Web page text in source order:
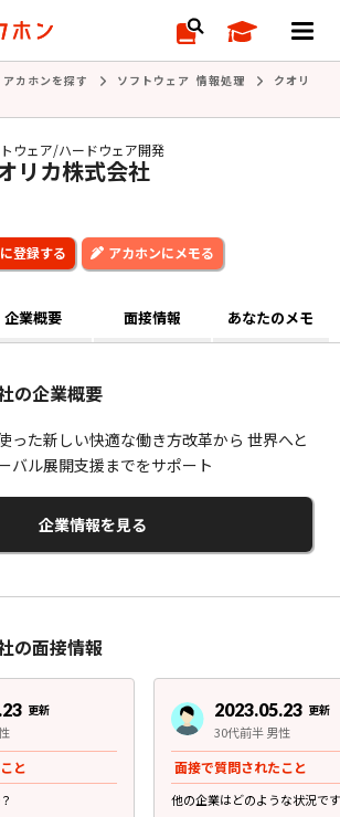
アカホンを探す ソフトウェア 情報処理
クオリ
ウェア/ハードウェア開発
リカ株式会社
アカホンにメモる
企業概要 面接情報 あなたのメモ
の企業概要
った新しい快適な働き方改革から 世界へと
バル展開支援までをサポート
企業情報を見る
の面接情報
更新
と
2023.05.23 更新
30代前半 男性
面接で質問されたこと
他の企業はどのような状況で